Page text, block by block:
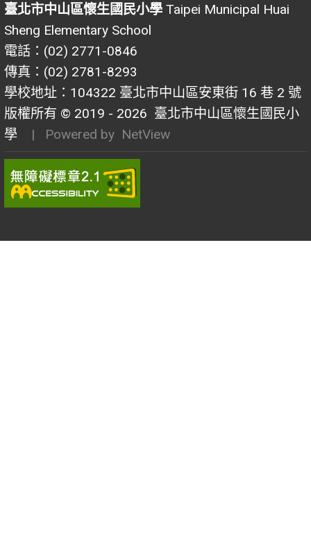
臺北市中山區懷生國民小學 Taipei Municipal Huai
Sheng Elementary School
電話：(02) 2771-0846
傳真：(02) 2781-8293
學校地址：104322 臺北市中山區安東街 16 巷 2 號
版權所有 © 2019 - 2026 臺北市中山區懷生國民小
學
| Powered by NetView